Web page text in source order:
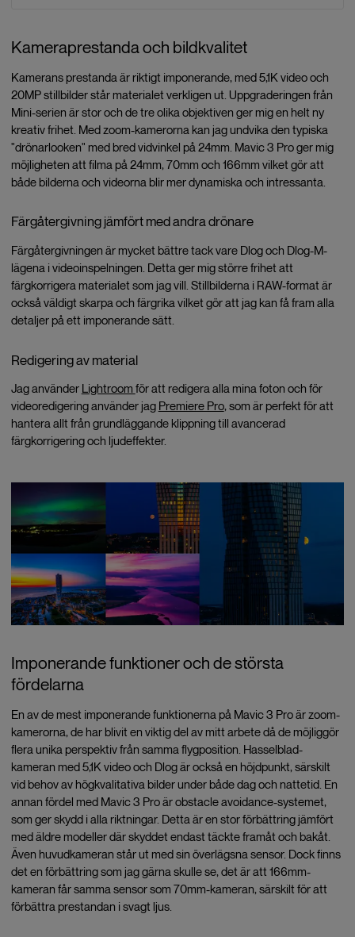
Kameraprestanda och bildkvalitet
Kamerans prestanda är riktigt imponerande, med 5,1K video och
20MP stillbilder står materialet verkligen ut. Uppgraderingen från
Mini-serien är stor och de tre olika objektiven ger mig en helt ny
kreativ frihet. Med zoom-kamerorna kan jag undvika den typiska
"drönarlooken" med bred vidvinkel på 24mm. Mavic 3 Pro ger mig
möjligheten att filma på 24mm, 70mm och 166mm vilket gör att
både bilderna och videorna blir mer dynamiska och intressanta.
Färgåtergivning jämfört med andra drönare
Färgåtergivningen är mycket bättre tack vare Dlog och Dlog-M-
lägena i videoinspelningen. Detta ger mig större frihet att
färgkorrigera materialet som jag vill. Stillbilderna i RAW-format är
också väldigt skarpa och färgrika vilket gör att jag kan få fram alla
detaljer på ett imponerande sätt.
Redigering av material
Jag använder Lightroom för att redigera alla mina foton och för
videoredigering använder jag Premiere Pro, som är perfekt för att
hantera allt från grundläggande klippning till avancerad
färgkorrigering och ljudeffekter.
Imponerande funktioner och de största
fördelarna
En av de mest imponerande funktionerna på Mavic 3 Pro är zoom-
kamerorna, de har blivit en viktig del av mitt arbete då de möjliggör
flera unika perspektiv från samma flygposition. Hasselblad-
kameran med 5,1K video och Dlog är också en höjdpunkt, särskilt
vid behov av högkvalitativa bilder under både dag och nattetid. En
annan fördel med Mavic 3 Pro är obstacle avoidance-systemet,
som ger skydd i alla riktningar. Detta är en stor förbättring jämfört
med äldre modeller där skyddet endast täckte framåt och bakåt.
Även huvudkameran står ut med sin överlägsna sensor. Dock finns
det en förbättring som jag gärna skulle se, det är att 166mm-
kameran får samma sensor som 70mm-kameran, särskilt för att
förbättra prestandan i svagt ljus.